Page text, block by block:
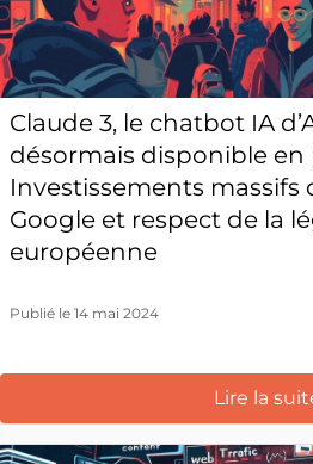
Claude 3, le chatbot IA
désormais disponible en
Investissements massifs
Google et respect de la
européenne
Publié le 14 mai 2024
Lire la